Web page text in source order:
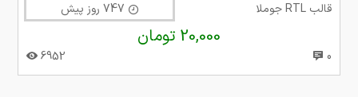
قالب RTL جوملا
20,000 تومان
0
6952